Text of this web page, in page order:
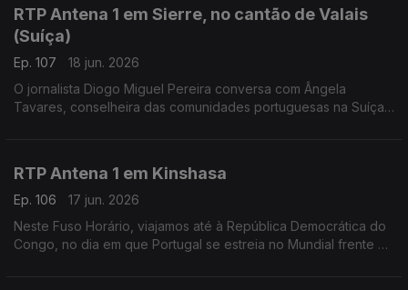
RTP Antena 1 em Sierre, no cantão de Valais
(Suíça)
Ep. 107
18 jun. 2026
O jornalista Diogo Miguel Pereira conversa com Ângela
Tavares, conselheira das comunidades portuguesas na Suíça,
RTP Antena 1 em Kinshasa
Ep. 106
17 jun. 2026
Neste Fuso Horário, viajamos até à República Democrática do
Congo, no dia em que Portugal se estreia no Mundial frente à